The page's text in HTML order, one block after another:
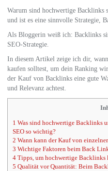
Warum sind hochwertige Backlinks
und ist es eine sinnvolle Strategie,
Als Bloggerin weiß ich: Backlinks
SEO-Strategie.
In diesem Artikel zeige ich dir,
kaufen solltest, um dein Ranking
der Kauf von Backlinks eine gute
und Relevanz achtest.
1 Was sind hochwertige Backlinks
SEO so wichtig?
2 Wann kann der Kauf von
3 Wichtige Faktoren beim Back
4 Tipps, um hochwertige Backlinks
5 Qualität vor Quantität: Beim